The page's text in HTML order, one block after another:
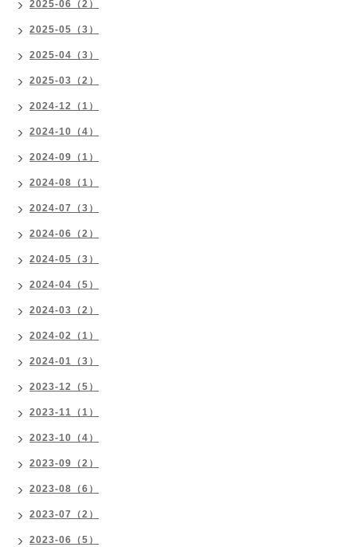
2025-06（2）
2025-05（3）
2025-04（3）
2025-03（2）
2024-12（1）
2024-10（4）
2024-09（1）
2024-08（1）
2024-07（3）
2024-06（2）
2024-05（3）
2024-04（5）
2024-03（2）
2024-02（1）
2024-01（3）
2023-12（5）
2023-11（1）
2023-10（4）
2023-09（2）
2023-08（6）
2023-07（2）
2023-06（5）